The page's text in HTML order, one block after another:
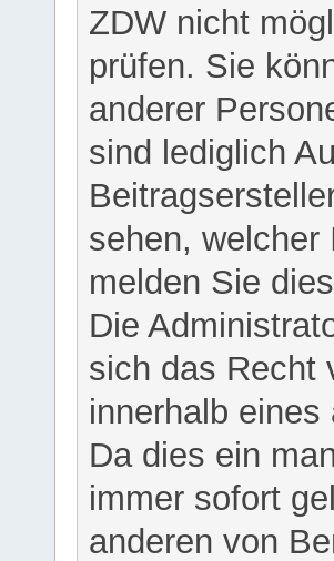
ZDW nicht
prüfen. Sie
anderer
sind lediglich
sehen, welcher
melden Sie
Die
sich das Recht
innerhalb
Da dies ein
immer sofort
anderen von